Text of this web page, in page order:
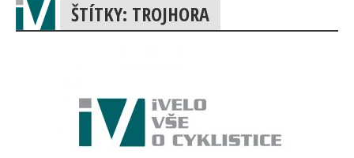
ŠTÍTKY: TROJHORA